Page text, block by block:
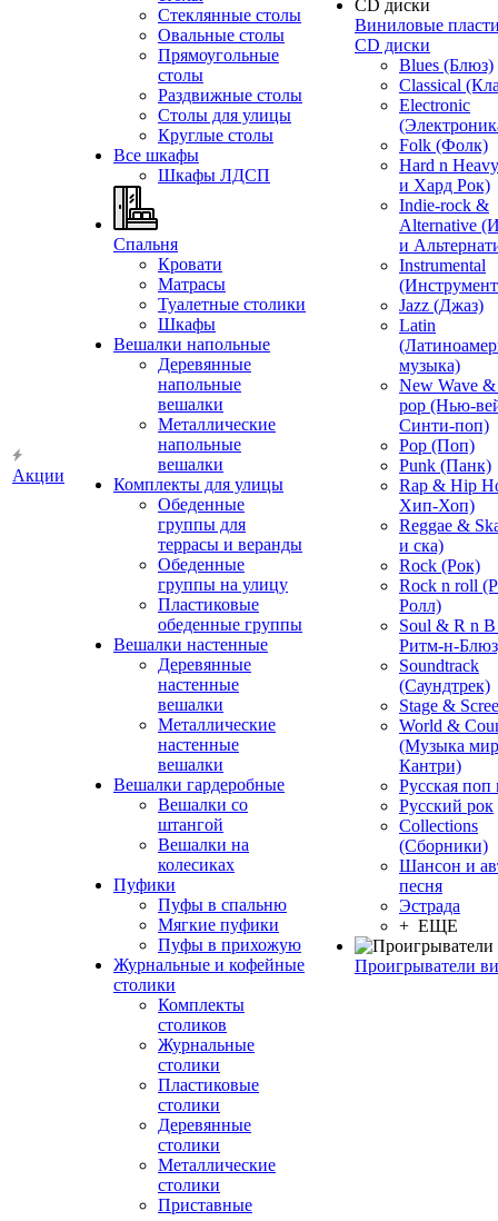
Акции
Стеклянные столы
Овальные столы
Прямоугольные
столы
Раздвижные столы
Столы для улицы
Круглые столы
Все шкафы
Шкафы ЛДСП
Спальня
Кровати
Матрасы
Туалетные столики
Шкафы
Вешалки напольные
Деревянные
напольные
вешалки
Металлические
напольные
вешалки
Комплекты для улицы
Обеденные
группы для
террасы и веранды
Обеденные
группы на улицу
Пластиковые
обеденные группы
Вешалки настенные
Деревянные
настенные
вешалки
Металлические
настенные
вешалки
Вешалки гардеробные
Вешалки со
штангой
Вешалки на
колесиках
Пуфики
Пуфы в спальню
Мягкие пуфики
Пуфы в прихожую
Журнальные и кофейные
столики
Комплекты
столиков
Журнальные
столики
Пластиковые
столики
Деревянные
столики
Металлические
столики
Приставные
Виниловые
CD диски
Blues (Блюз)
Classical
Electronic
Folk (Фолк)
Hard n
и Хард Рок)
Indie-rock &
Alternative
и
Instrumental
Jazz (Джаз)
Latin
музыка)
New Wave
pop (Нью-
Синти-поп)
Pop (Поп)
Punk (Панк)
Rap & Hip
Хип-Хоп)
Reggae &
и ска)
Rock (Рок)
Rock n roll
Ролл)
Soul & R n
Ритм-н-
Soundtrack
(Саундтрек)
Stage &
World &
(Музыка
Кантри)
Русская поп
Русский рок
Сollections
(Сборники)
Шансон и
песня
Эстрада
+ ЕЩЕ
Проигрыватели